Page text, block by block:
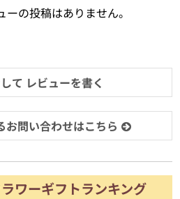
の投稿はありません。
て レビューを書く
お問い合わせはこちら
ワーギフトランキング